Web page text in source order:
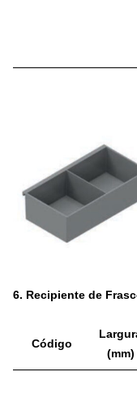
6. Recipiente de
Código
(mm)